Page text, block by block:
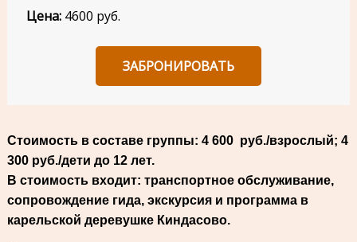
Цена: 4600 руб.
ЗАБРОНИРОВАТЬ
Стоимость в составе группы: 4 600 руб./взрослый; 4
300 руб./дети до 12 лет.
В стоимость входит: транспортное обслуживание,
сопровождение гида, экскурсия и программа в
карельской деревушке Киндасово.